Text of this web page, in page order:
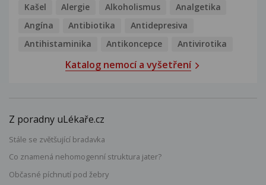
Kašel Alergie Alkoholismus
Analgetika
Angína
Antibiotika
Antidepresiva
Antihistaminika
Antikoncepce Antivirotika
Katalog nemocí a vyšetření
Z poradny uLékaře.cz
Stále se zvětšující bradavka
Co znamená nehomogenní struktura jater?
Občasné píchnutí pod žebry